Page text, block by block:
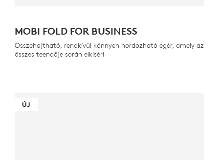
MOBI FOLD FOR BUSINESS
Összehajtható, rendkívül könnyen hordozható egér, amely az
összes teendője során elkíséri
ÚJ